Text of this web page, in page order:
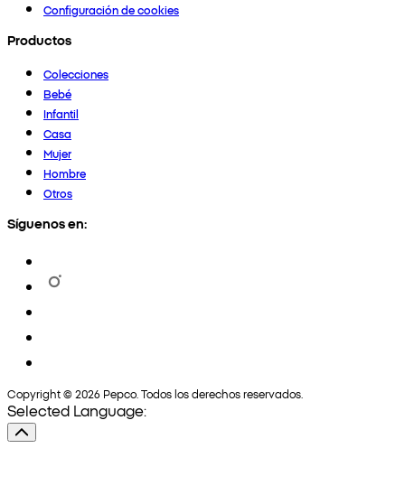
Configuración de cookies
Productos
Colecciones
Bebé
Infantil
Casa
Mujer
Hombre
Otros
Síguenos en:
Copyright © 2026 Pepco. Todos los derechos reservados.
Selected Language: